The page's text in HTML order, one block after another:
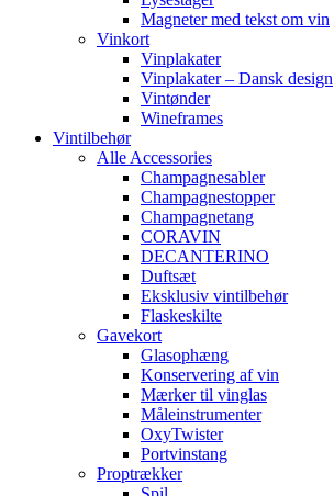
Magneter med tekst om vin
Vinkort
Vinplakater
Vinplakater – Dansk design
Vintønder
Wineframes
Vintilbehør
Alle Accessories
Champagnesabler
Champagnestopper
Champagnetang
CORAVIN
DECANTERINO
Duftsæt
Eksklusiv vintilbehør
Flaskeskilte
Gavekort
Glasophæng
Konservering af vin
Mærker til vinglas
Måleinstrumenter
OxyTwister
Portvinstang
Proptrækker